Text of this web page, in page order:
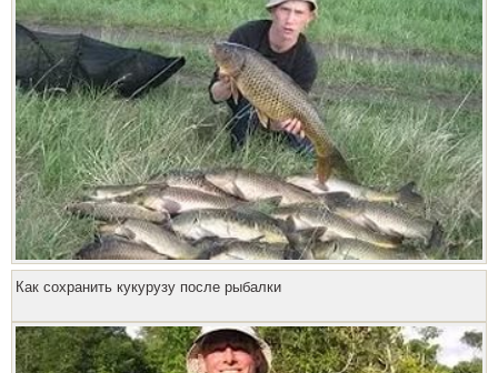
Как сохранить кукурузу после рыбалки